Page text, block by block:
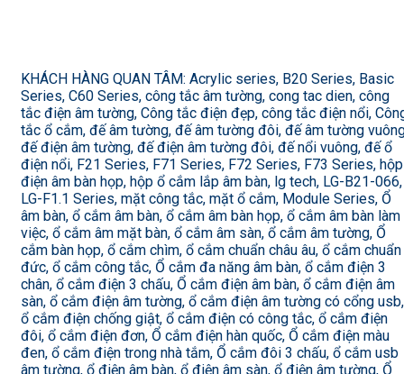
KHÁCH HÀNG QUAN TÂM: Acrylic series, B20 Series, Basic
Series, C60 Series, công tắc âm tường, cong tac dien, công
tắc điện âm tường, Công tắc điện đẹp, công tắc điện nổi,
tắc ổ cắm, đế âm tường, đế âm tường đôi, đế âm tường
đế điện âm tường, đế điện âm tường đôi, đế nổi vuông, đế ổ
điện nổi, F21 Series, F71 Series, F72 Series, F73 Series, hộp
điện âm bàn họp, hộp ổ cắm lắp âm bàn, lg tech, LG-B21-066,
LG-F1.1 Series, mặt công tắc, mặt ổ cắm, Module Series, Ổ
âm bàn, ổ cắm âm bàn, ổ cắm âm bàn họp, ổ cắm âm bàn làm
việc, ổ cắm âm mặt bàn, ổ cắm âm sàn, ổ cắm âm tường, Ổ
cắm bàn họp, ổ cắm chìm, ổ cắm chuẩn châu âu, ổ cắm chuẩn
đức, ổ cắm công tắc, Ổ cắm đa năng âm bàn, ổ cắm điện 3
chân, ổ cắm điện 3 chấu, Ổ cắm điện âm bàn, ổ cắm điện âm
sàn, ổ cắm điện âm tường, ổ cắm điện âm tường có cổng usb,
ổ cắm điện chống giật, ổ cắm điện có công tắc, ổ cắm điện
đôi, ổ cắm điện đơn, Ổ cắm điện hàn quốc, Ổ cắm điện màu
đen, ổ cắm điện trong nhà tắm, Ổ cắm đôi 3 chấu, ổ cắm usb
âm tường, ổ điện âm bàn, ổ điện âm sàn, ổ điện âm tường, Ổ